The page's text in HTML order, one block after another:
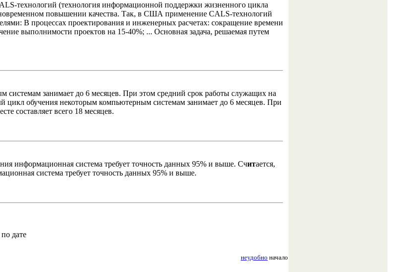
технологий (технология информационной поддержки жизненного цикла
повышении качества. Так, в США применение CALS-технологий
В процессах проектирования и инженерных расчетах: сокращение времени
выполнимости проектов на 15-40%; ... Основная задача, решаемая путем
занимает до 6 месяцев. При этом средний срок работы служащих на
цикл обучения некоторым компьютерным системам занимает до 6 месяцев. При
составляет всего 18 месяцев.
информационная система требует точность данных 95% и выше. Считается,
система требует точность данных 95% и выше.
дате
неудобно начало